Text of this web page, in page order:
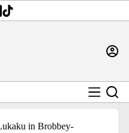
in Brobbey-